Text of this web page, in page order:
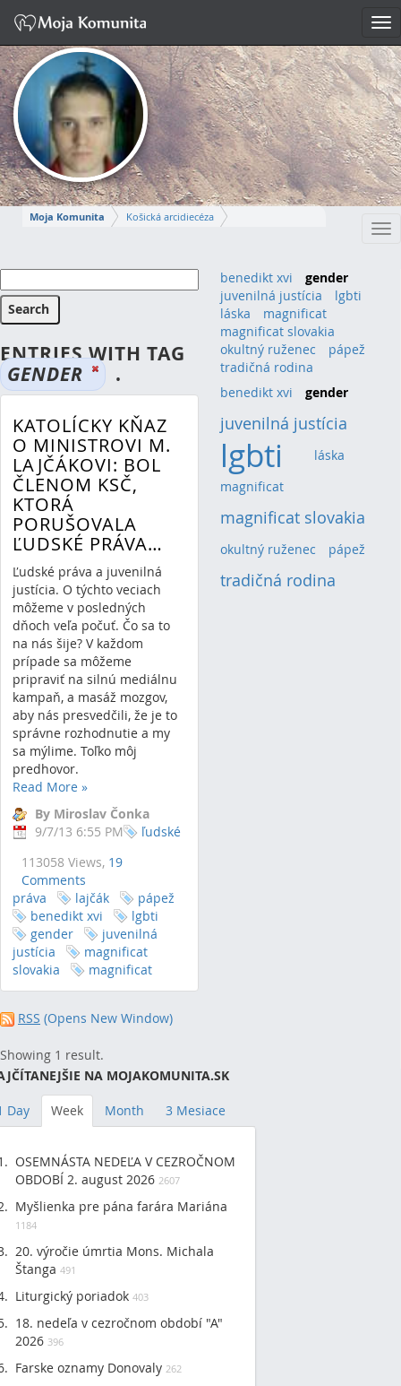
Moja Komunita
Košická arcidiecéza
MIROSLAV
ENTRIES WITH TAG
GENDER .
KATOLÍCKY KŇAZ
O MINISTROVI M.
LAJČÁKOVI: BOL
ČLENOM KSČ,
KTORÁ
PORUŠOVALA
ĽUDSKÉ PRÁVA…
Ľudské práva a juvenilná
justícia. O týchto veciach
môžeme v posledných
dňoch veľa počuť. Čo sa to
na nás šije? V každom
prípade sa môžeme
pripraviť na silnú mediálnu
kampaň, a masáž mozgov,
aby nás presvedčili, že je to
správne rozhodnutie a my
sa mýlime. Toľko môj
predhovor.
Read More »
By Miroslav Čonka
9/7/13 6:55 PM
113058 Views, 19
Comments
ľudské
práva lajčák
pápež
benedikt xvi
lgbti
gender
juvenilná
justícia
magnificat
slovakia
magnificat
RSS (Opens New Window)
Showing 1 result.
benedikt xvi
gender
juvenilná justícia
lgbti
láska
magnificat
magnificat slovakia
okultný ruženec
pápež
tradičná rodina
benedikt xvi (1)gender
juvenilná justícia
lgbti (4)láska
magnificat
magnificat slovakia
okultný ruženec (1)pápež
tradičná rodina
NA MOJAKOMUNITA.SK
Day Week Month 3 Mesiace
OSEMNÁSTA NEDEĽA V CEZROČNOM
OBDOBÍ 2. august 2026 2607
Myšlienka pre pána farára Mariána
1184
20. výročie úmrtia Mons. Michala
Štanga 491
Liturgický poriadok 403
18. nedeľa v cezročnom období "A"
2026 396
Farske oznamy Donovaly 262